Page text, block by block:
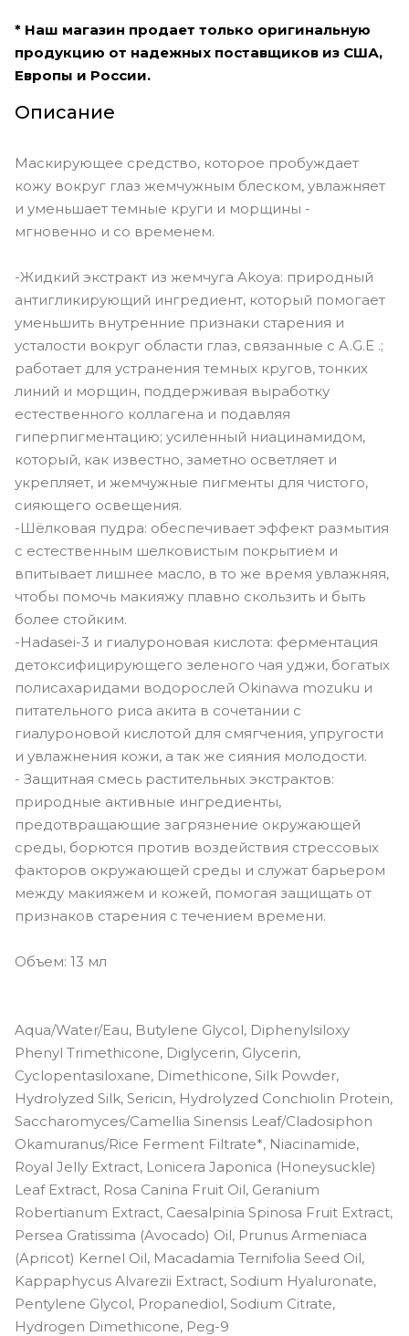
* Наш магазин продает только оригинальную
продукцию от надежных поставщиков из США,
Европы и России.
Описание
Маскирующее средство, которое пробуждает
кожу вокруг глаз жемчужным блеском, увлажняет
и уменьшает темные круги и морщины -
мгновенно и со временем.
-Жидкий экстракт из жемчуга Akoya: природный
антигликирующий ингредиент, который помогает
уменьшить внутренние признаки старения и
усталости вокруг области глаз, связанные с A.G.E .;
работает для устранения темных кругов, тонких
линий и морщин, поддерживая выработку
естественного коллагена и подавляя
гиперпигментацию; усиленный ниацинамидом,
который, как известно, заметно осветляет и
укрепляет, и жемчужные пигменты для чистого,
сияющего освещения.
-Шёлковая пудра: обеспечивает эффект размытия
с естественным шелковистым покрытием и
впитывает лишнее масло, в то же время увлажняя,
чтобы помочь макияжу плавно скользить и быть
более стойким.
-Hadasei-3 и гиалуроновая кислота: ферментация
детоксифицирующего зеленого чая уджи, богатых
полисахаридами водорослей Okinawa mozuku и
питательного риса акита в сочетании с
гиалуроновой кислотой для смягчения, упругости
и увлажнения кожи, а так же сияния молодости.
- Защитная смесь растительных экстрактов:
природные активные ингредиенты,
предотвращающие загрязнение окружающей
среды, борются против воздействия стрессовых
факторов окружающей среды и служат барьером
между макияжем и кожей, помогая защищать от
признаков старения с течением времени.
Объем: 13 мл
Aqua/Water/Eau, Butylene Glycol, Diphenylsiloxy
Phenyl Trimethicone, Diglycerin, Glycerin,
Cyclopentasiloxane, Dimethicone, Silk Powder,
Hydrolyzed Silk, Sericin, Hydrolyzed Conchiolin Protein,
Saccharomyces/Camellia Sinensis Leaf/Cladosiphon
Okamuranus/Rice Ferment Filtrate*, Niacinamide,
Royal Jelly Extract, Lonicera Japonica (Honeysuckle)
Leaf Extract, Rosa Canina Fruit Oil, Geranium
Robertianum Extract, Caesalpinia Spinosa Fruit Extract,
Persea Gratissima (Avocado) Oil, Prunus Armeniaca
(Apricot) Kernel Oil, Macadamia Ternifolia Seed Oil,
Kappaphycus Alvarezii Extract, Sodium Hyaluronate,
Pentylene Glycol, Propanediol, Sodium Citrate,
Hydrogen Dimethicone, Peg-9